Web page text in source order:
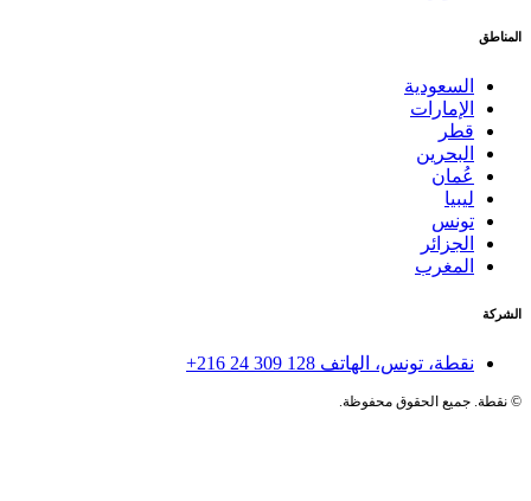
المناطق
السعودية
الإمارات
قطر
البحرين
عُمان
ليبيا
تونس
الجزائر
المغرب
الشركة
نقطة، تونس، الهاتف +216 24 309 128
©نقطة. جميع الحقوق محفوظة.